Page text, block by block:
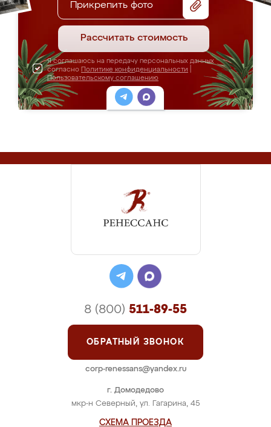
Прикрепить фото
Рассчитать стоимость
Я соглашаюсь на передачу персональных данных
согласно Политике конфиденциальности
Пользовательскому соглашению
г. Домодедово
мкр-н Северный, ул. Гагарина, 45
СХЕМА ПРОЕЗДА
8 (800) 511-89-55
ОБРАТНЫЙ ЗВОНОК
corp-renessans@yandex.ru